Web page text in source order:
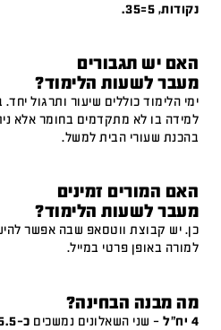
נקודות, 5=35.
האם יש תגבורים
מעבר לשעות הלימוד?
ימי הלימוד כוללים שיעור ותרגול
למידה בו לא מתקדמים בחומר אלא
בהכנת שעורי הבית למשל.
האם המורים זמינים
מעבר לשעות הלימוד?
כן. יש קבוצת ווטסאפ שבה אפשר
למורה באופן פרטי במייל.
מה מבנה הבחינה?
4 יח"ל – שני השאלונים נמשכים כ-5.5 שעות